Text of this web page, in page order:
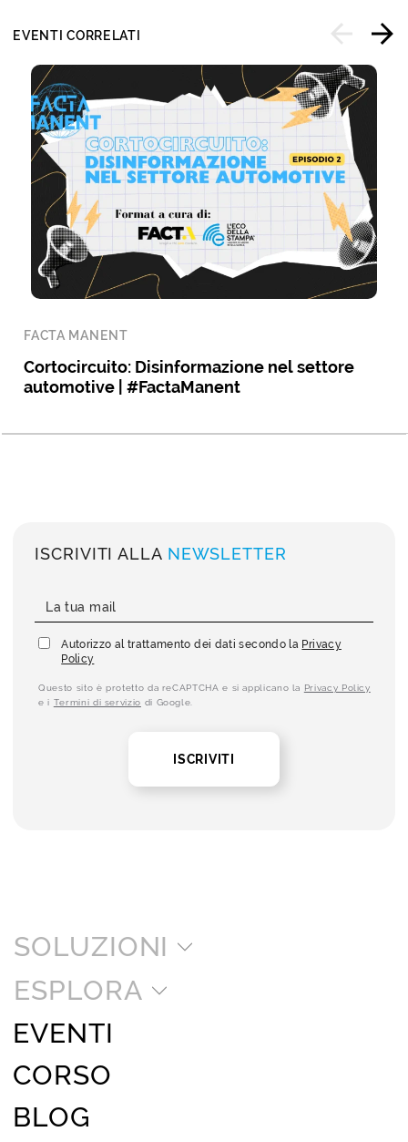
EVENTI CORRELATI
FACTA MANENT
Cortocircuito: Disinformazione nel settore
automotive | #FactaManent
ISCRIVITI ALLA NEWSLETTER
Autorizzo al trattamento dei dati secondo la Privacy
Policy
Questo sito è protetto da reCAPTCHA e si applicano la Privacy Policy
e i Termini di servizio di Google.
ISCRIVITI
SOLUZIONI
ESPLORA
EVENTI
CORSO
BLOG